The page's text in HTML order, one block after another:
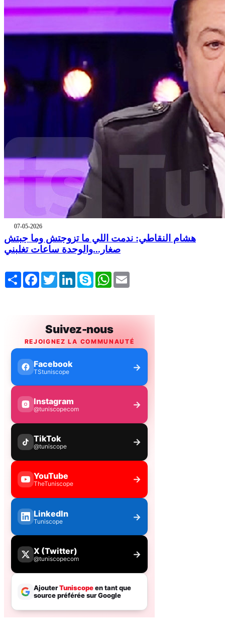
07-05-2026
هشام النقاطي: ندمت اللي ما تزوجتش وما جبتش
صغار...والوحدة ساعات تغلبني
Share FacebookTwitterLinkedInSkype WhatsApp